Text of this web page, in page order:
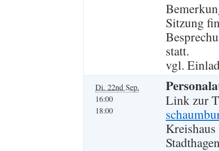
Sitzung
statt.
vgl.
Di. 22nd Sep.
16:00
18:00
Link zur
Kreishaus